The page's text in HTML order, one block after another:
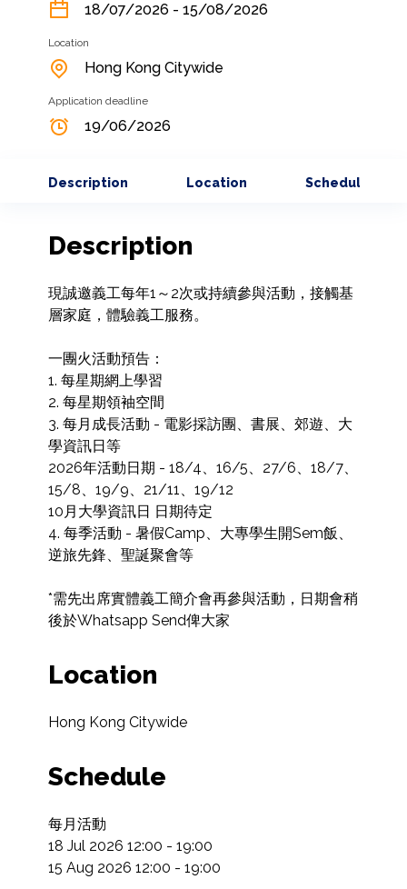
18/07/2026 - 15/08/2026
Location
Hong Kong Citywide
Application deadline
19/06/2026
Description Location Schedule
Description
現誠邀義工每年1～2次或持續參與活動，接觸基
層家庭，體驗義工服務。
一團火活動預告：
1. 每星期網上學習
2. 每星期領袖空間
3. 每月成長活動 - 電影採訪團、書展、郊遊、大
學資訊日等
2026年活動日期 - 18/4、16/5、27/6、18/7、
15/8、19/9、21/11、19/12
10月大學資訊日 日期待定
4. 每季活動 - 暑假Camp、大專學生開Sem飯、
逆旅先鋒、聖誕聚會等
*需先出席實體義工簡介會再參與活動，日期會稍
後於Whatsapp Send俾大家
Location
Hong Kong Citywide
Schedule
每月活動
18 Jul 2026 12:00 - 19:00
15 Aug 2026 12:00 - 19:00